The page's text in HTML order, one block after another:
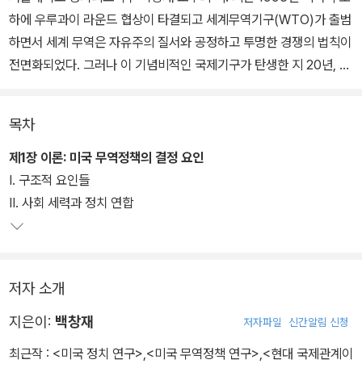
하에 우루과이 라운드 협상이 타결되고 세계무역기구(WTO)가 출범
하면서 세계 무역은 자유주의 질서와 공정하고 투명한 경쟁의 법칙이
전면화되었다. 그러나 이 기념비적인 국제기구가 탄생한 지 20년, 도
과연 미국의 무역정책은 기존의 다자적 자유주의에서 이탈한 것이며
앞으로 어떻게 전개될 것인가. 20년간 미국 무역정책을 연구한 저자
는 건국 이후부터 미국 무역정책의 역사적 변화과정을 추적하고 무역
정책상의 행위자 그리고 이들의 목적과 이익을 면밀히 분석함으로써
목차
제1장 이론: 미국 무역정책의 결정 요인
Ⅰ. 구조적 요인들
Ⅱ. 사회 세력과 정치 연합
저자 소개
지은이: 백창재 저자파일 신간알림 신청
최근작 : <미국 정치 연구>,<미국 무역정책 연구>,<현대 국제관계이